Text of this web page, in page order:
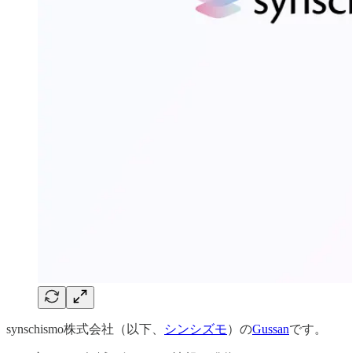
synschismo株式会社（以下、 シンシズモ）のGussanです。